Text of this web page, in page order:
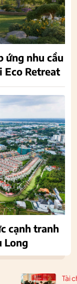
Tài
ứng nhu cầu
Eco Retreat
cạnh tranh
Long